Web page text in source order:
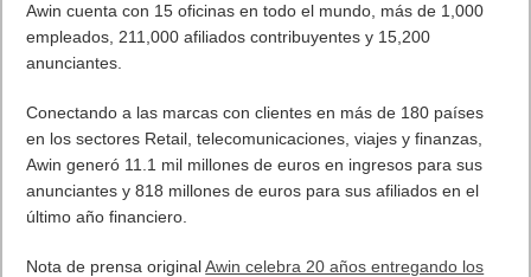
Awin cuenta con 15 oficinas en todo el mundo, más de 1,000
empleados, 211,000 afiliados contribuyentes y 15,200
anunciantes.
Conectando a las marcas con clientes en más de 180 países
en los sectores Retail, telecomunicaciones, viajes y finanzas,
Awin generó 11.1 mil millones de euros en ingresos para sus
anunciantes y 818 millones de euros para sus afiliados en el
último año financiero.
Nota de prensa originalAwin celebra 20 años entregando los